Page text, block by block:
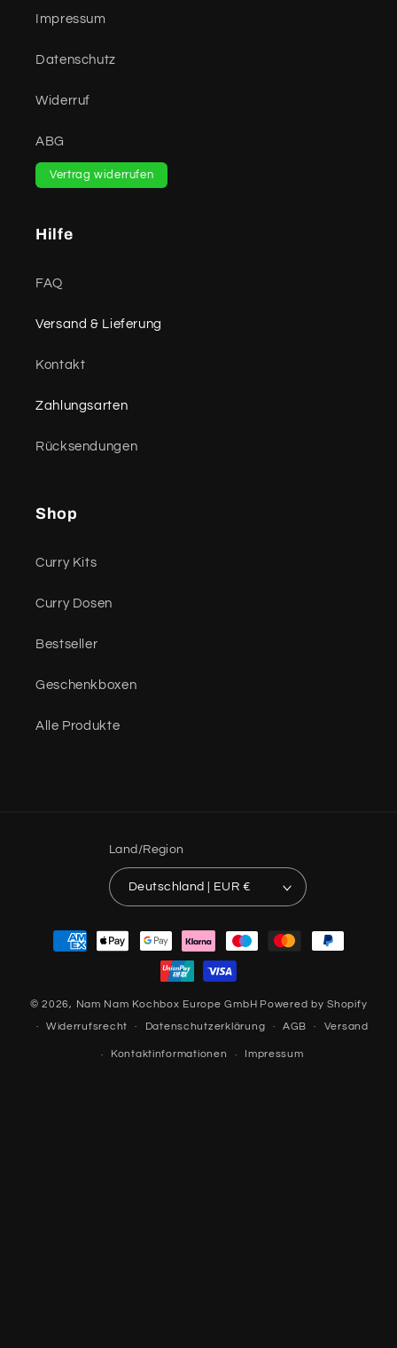
Impressum
Datenschutz
Widerruf
ABG
Vertrag widerrufen
Hilfe
FAQ
Versand & Lieferung
Kontakt
Zahlungsarten
Rücksendungen
Shop
Curry Kits
Curry Dosen
Bestseller
Geschenkboxen
Alle Produkte
Land/Region
Deutschland | EUR €
Zahlungsmethoden
© 2026, Nam Nam Kochbox Europe GmbH Powered by Shopify
Widerrufsrecht Datenschutzerklärung AGB Versand
Kontaktinformationen Impressum